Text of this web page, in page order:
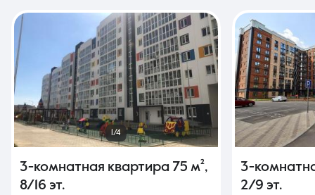
1/4
3-комнатная квартира 75 м²,
8/16 эт.
3-
2/9 эт.